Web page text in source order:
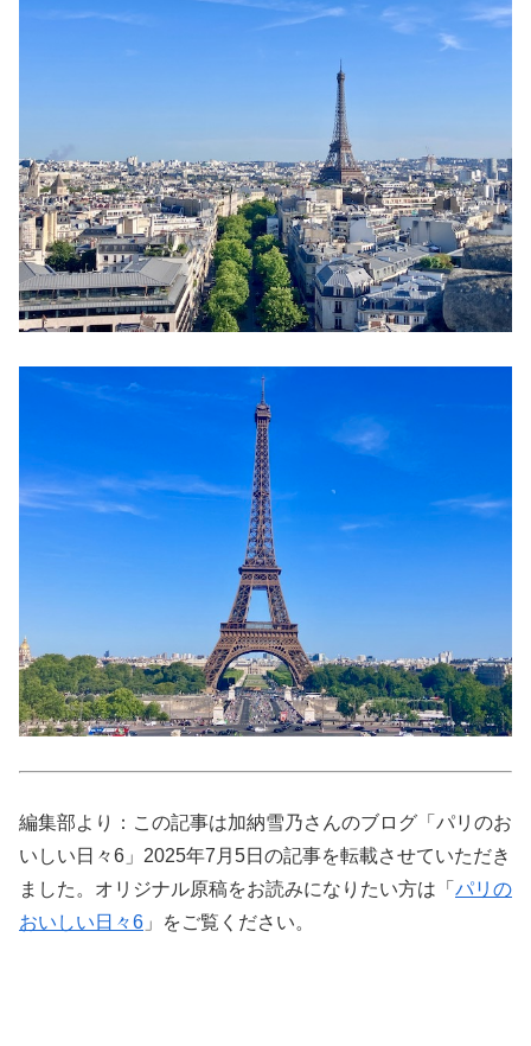
編集部より：この記事は加納雪乃さんのブログ「パリのお
いしい日々6」2025年7月5日の記事を転載させていただき
ました。オリジナル原稿をお読みになりたい方は「 パリの
おいしい日々6 」をご覧ください。